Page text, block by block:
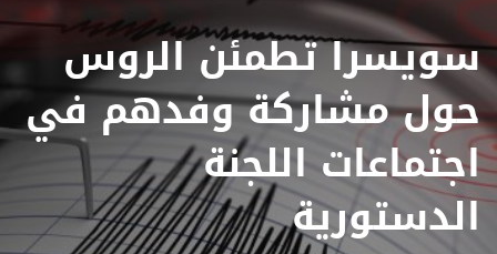
سويسرا تطمئن الروس
حول مشاركة وفدهم في
اجتماعات اللجنة
الدستورية